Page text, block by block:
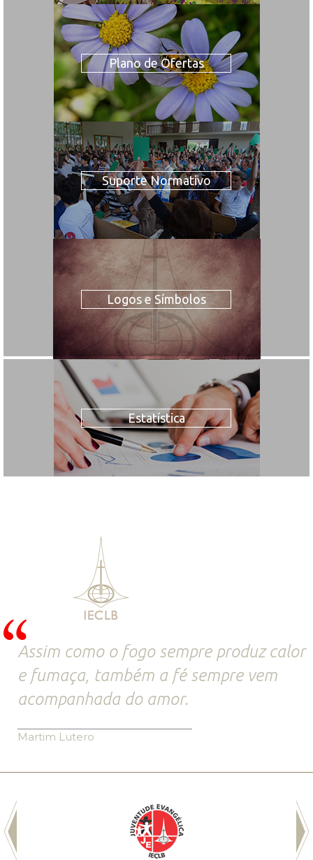
Plano de Ofertas
Suporte Normativo
Logos e Símbolos
Estatística
Assim como o fogo sempre produz calor
e fumaça, também a fé sempre vem
acompanhada do amor.
Martim Lutero